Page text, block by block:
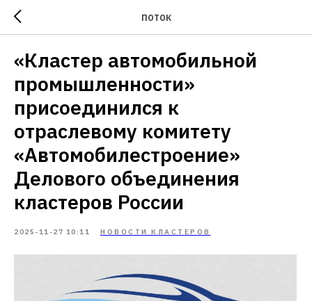
ПОТОК
«Кластер автомобильной
промышленности»
присоединился к
отраслевому комитету
«Автомобилестроение»
Делового объединения
кластеров России
2025-11-27 10:11 НОВОСТИ КЛАСТЕРОВ